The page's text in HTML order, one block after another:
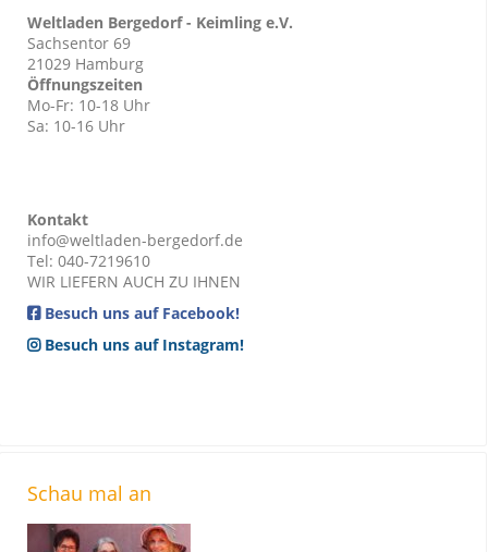
Weltladen Bergedorf - Keimling e.V.
Sachsentor 69
21029 Hamburg
Öffnungszeiten
Mo-Fr: 10-18 Uhr
Sa: 10-16 Uhr
Kontakt
info@weltladen-bergedorf.de
Tel: 040-7219610
WIR LIEFERN AUCH ZU IHNEN
Besuch uns auf Facebook!
Besuch uns auf Instagram!
Schau mal an